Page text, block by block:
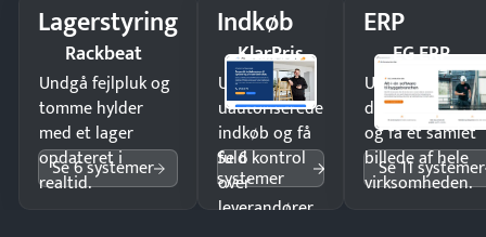
Lagerstyring
Rackbeat
Undgå fejlpluk og
tomme hylder
med et lager
opdateret i
realtid.
Se 6 systemer
Indkøb
KlarPris
Undgå
uautoriserede
indkøb og få
fuld kontrol
over
leverandører
Se 6
systemer
ERP
EG ERP
Undgå
og få ét samlet
billede af hele
virksomheden.
Se 11 systemer